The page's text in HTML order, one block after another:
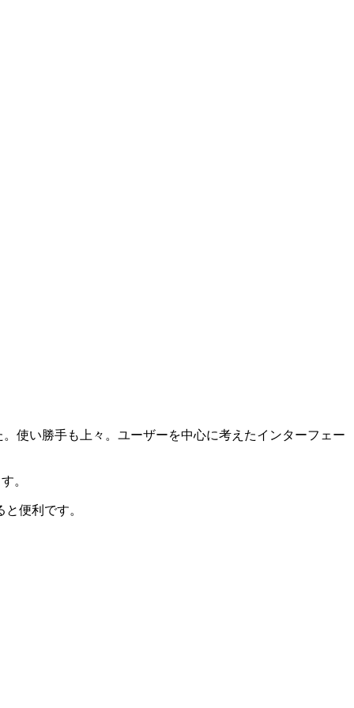
使い勝手も上々。ユーザーを中心に考えたインターフェー
。
便利です。